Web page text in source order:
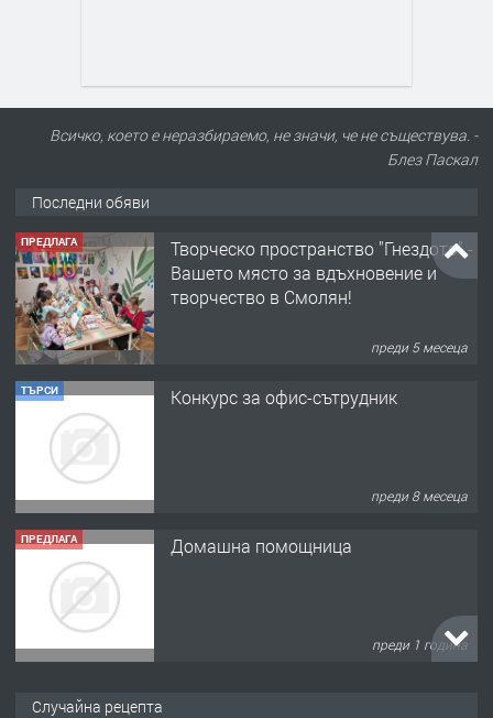
Всичко, което е неразбираемо, не значи, че не съществува. -
Блез Паскал
Последни обяви
ПРЕДЛАГА
Творческо пространство "Гнездото" -
Вашето място за вдъхновение и
творчество в Смолян!
преди 5 месеца
ТЪРСИ Конкурс за офис-сътрудник
преди 8 месеца
ПРЕДЛАГА Домашна помощница
преди 1 година
Случайна рецепта